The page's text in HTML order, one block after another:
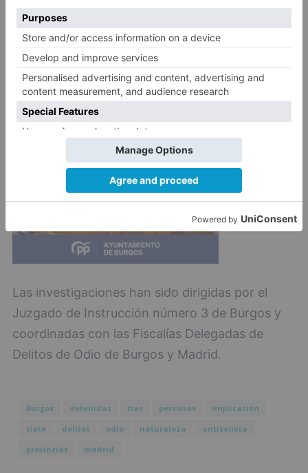
de ideología nazi para su estudio, así como
varias pistolas táser y de aire comprimido, un
invernadero indoor de marihuana y sustancias
estupefacientes.
Las investigaciones han sido dirigidas por el
Juzgado de Instrucción número 3 de Burgos y
coordinadas con las Fiscalías Delegadas de
Delitos de Odio de Burgos y Madrid.
Burgos detenidas tres personas
implicación
siete
delitos odio naturaleza
antisemita
provincias
madrid